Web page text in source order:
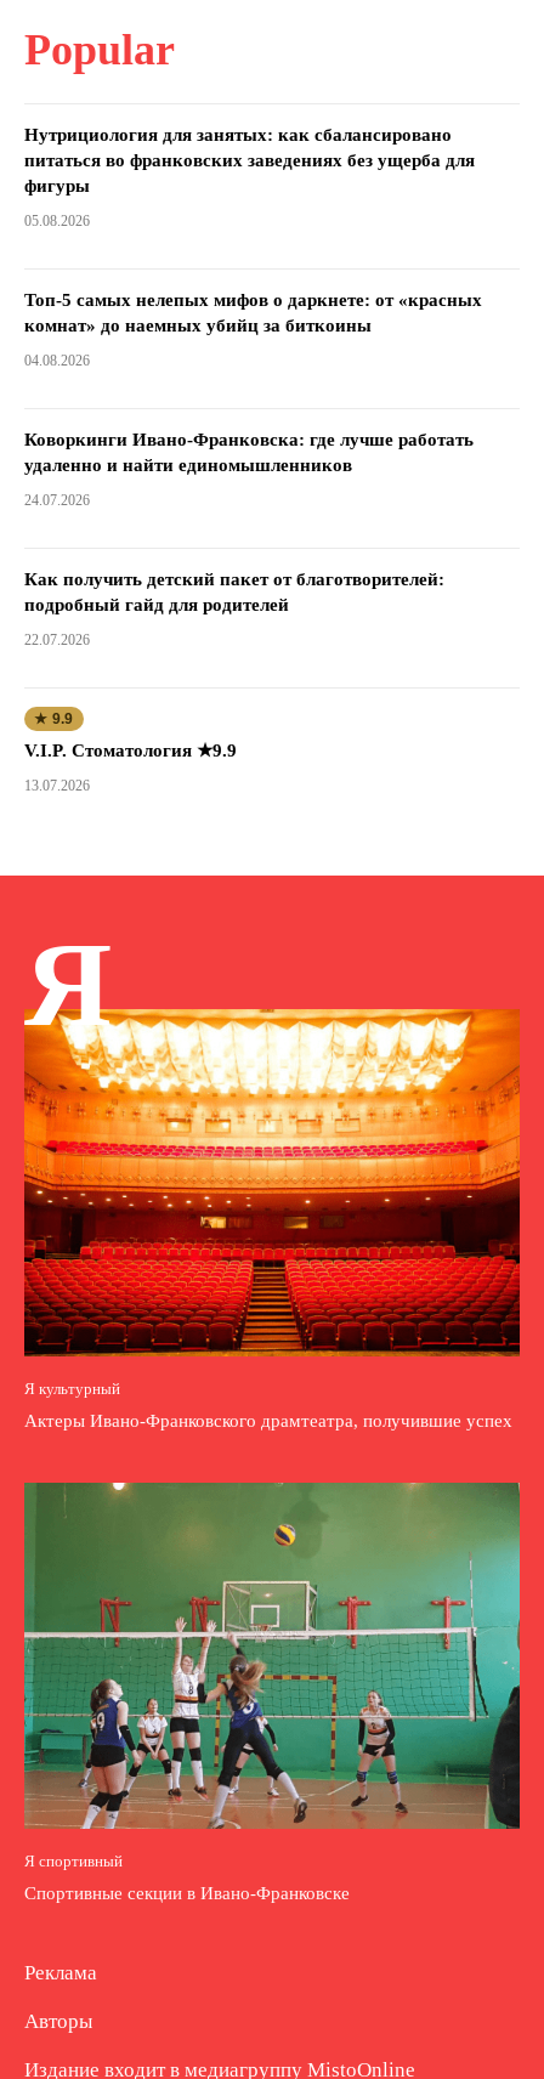
Popular
Нутрициология для занятых: как сбалансировано
питаться во франковских заведениях без ущерба для
фигуры
05.08.2026
Топ-5 самых нелепых мифов о даркнете: от «красных
комнат» до наемных убийц за биткоины
04.08.2026
Коворкинги Ивано-Франковска: где лучше работать
удаленно и найти единомышленников
24.07.2026
Как получить детский пакет от благотворителей:
подробный гайд для родителей
22.07.2026
★ 9.9
V.I.P. Стоматология ★9.9
13.07.2026
Я
Я культурный
Актеры Ивано-Франковского драмтеатра, получившие успех
Я спортивный
Спортивные секции в Ивано-Франковске
Реклама
Авторы
Издание входит в медиагруппу MistoOnline